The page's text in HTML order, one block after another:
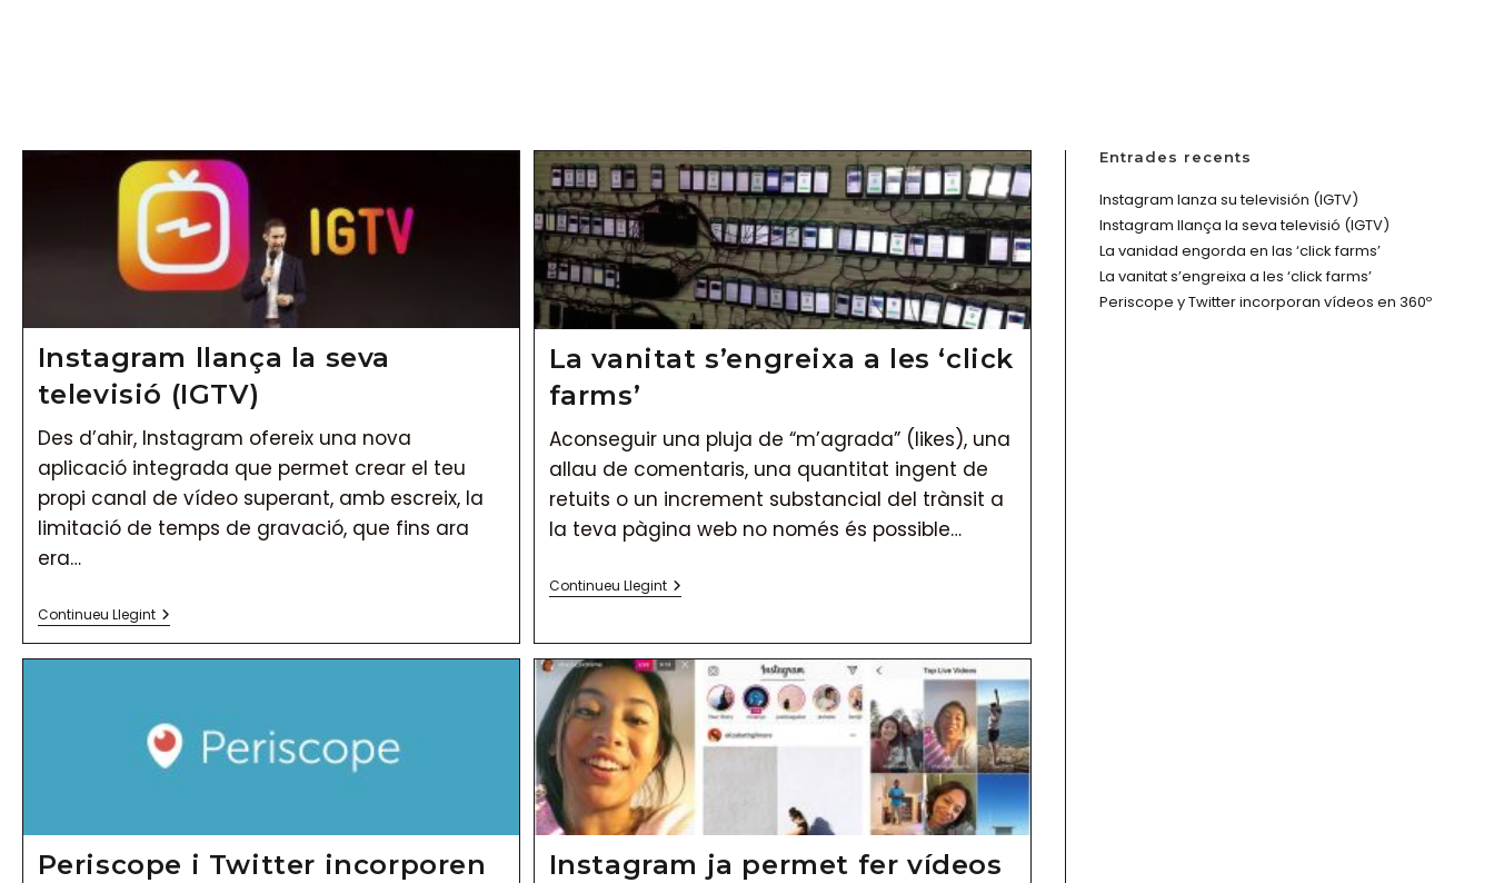
Instagram llança la seva
televisió (IGTV)
Des d’ahir, Instagram ofereix una nova
aplicació integrada que permet crear el teu
propi canal de vídeo superant, amb escreix, la
limitació de temps de gravació, que fins ara
era…
Continueu LlegintInstagram
Llança
La
La vanitat s’engreixa a les ‘click
farms’
Aconseguir una pluja de “m’agrada” (likes), una
allau de comentaris, una quantitat ingent de
retuits o un increment substancial del trànsit a
la teva pàgina web no només és possible…
Continueu LlegintLa
Vanitat
A
Les
‘click
Farms’
Periscope i Twitter incorporen
Instagram ja permet fer vídeos
Entrades recents
Instagram lanza su televisión (IGTV)
Instagram llança la seva televisió (IGTV)
La vanidad engorda en las ‘click farms’
La vanitat s’engreixa a les ‘click farms’
Periscope y Twitter incorporan vídeos en 360º